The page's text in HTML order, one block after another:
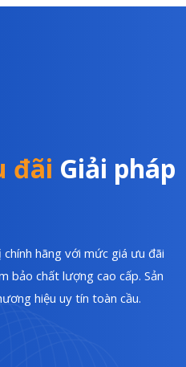
đãi Giải pháp
hãng với mức giá ưu đãi
bảo chất lượng cao cấp. Sản
hiệu uy tín toàn cầu.